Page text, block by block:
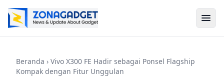
Beranda › Vivo X300 FE Hadir sebagai Ponsel Flagship
Kompak dengan Fitur Unggulan